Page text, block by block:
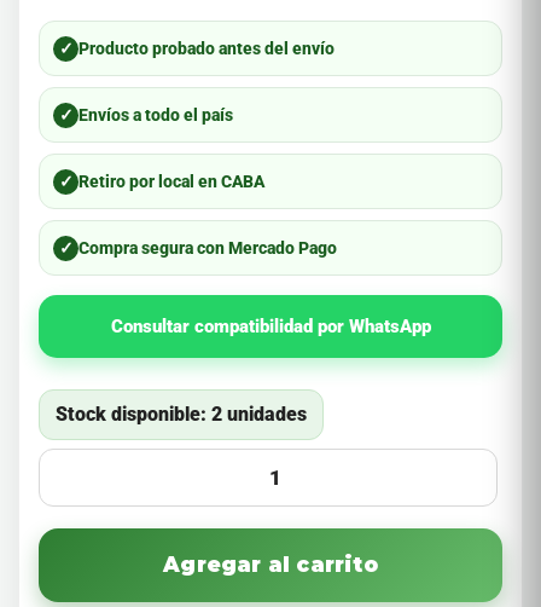
✓ Producto probado antes del envío
✓ Envíos a todo el país
✓ Retiro por local en CABA
✓ Compra segura con Mercado Pago
Consultar compatibilidad por WhatsApp
Stock disponible: 2 unidades
Agregar al carrito